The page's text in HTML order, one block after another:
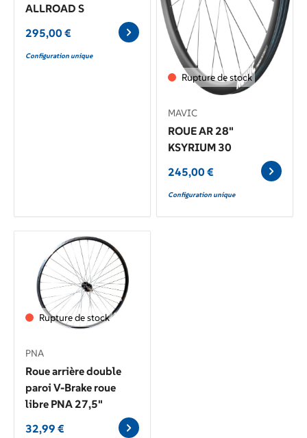
ALLROAD S
295,00 €
Configuration unique
Rupture de stock
MAVIC
ROUE AR 28"
KSYRIUM 30
245,00 €
Configuration unique
Rupture de stock
PNA
Roue arrière double
paroi V-Brake roue
libre PNA 27,5"
32,99 €